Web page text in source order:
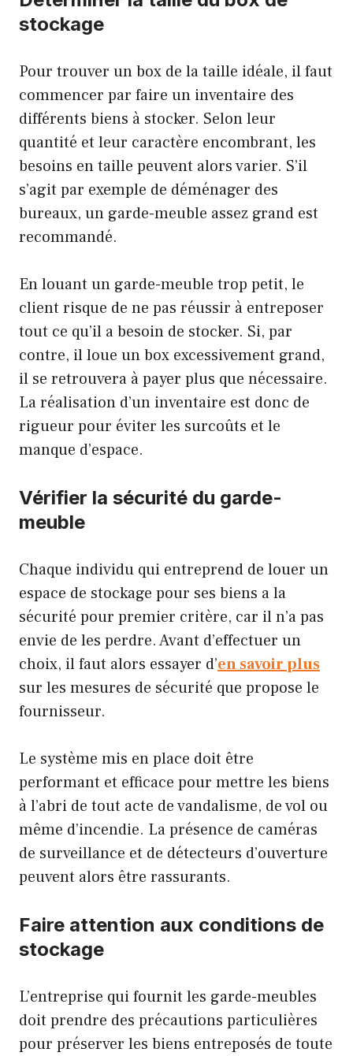
stockage
Pour trouver un box de la taille idéale, il faut
commencer par faire un inventaire des
différents biens à stocker. Selon leur
quantité et leur caractère encombrant, les
besoins en taille peuvent alors varier. S’il
s’agit par exemple de déménager des
bureaux, un garde-meuble assez grand est
recommandé.
En louant un garde-meuble trop petit, le
client risque de ne pas réussir à entreposer
tout ce qu’il a besoin de stocker. Si, par
contre, il loue un box excessivement grand,
il se retrouvera à payer plus que nécessaire.
La réalisation d’un inventaire est donc de
rigueur pour éviter les surcoûts et le
manque d’espace.
Vérifier la sécurité du garde-
meuble
Chaque individu qui entreprend de louer un
espace de stockage pour ses biens a la
sécurité pour premier critère, car il n’a pas
envie de les perdre. Avant d’effectuer un
choix, il faut alors essayer d’en savoir plus
sur les mesures de sécurité que propose le
fournisseur.
Le système mis en place doit être
performant et efficace pour mettre les biens
à l’abri de tout acte de vandalisme, de vol ou
même d’incendie. La présence de caméras
de surveillance et de détecteurs d’ouverture
peuvent alors être rassurants.
Faire attention aux conditions de
stockage
L’entreprise qui fournit les garde-meubles
doit prendre des précautions particulières
pour préserver les biens entreposés de toute